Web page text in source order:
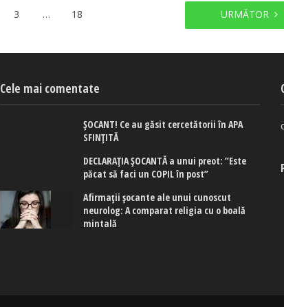
3 … 18 URMĂTOR
Cele mai comentate
ȘOCANT! Ce au găsit cercetătorii în APA
SFINȚITĂ
DECLARAȚIA ȘOCANTĂ a unui preot: ”Este
păcat să faci un COPIL în post”
Afirmaţii şocante ale unui cunoscut
neurolog: A comparat religia cu o boală
mintală